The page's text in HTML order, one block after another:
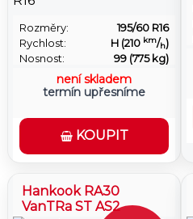
Rozměry:
195/60 R16
Rychlost:
H (210 km/h)
Nosnost:
99 (775 kg)
není skladem
termín upřesníme
KOUPIT
Hankook RA30
VanTRa ST AS2